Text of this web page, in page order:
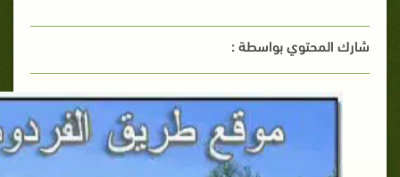
شارك المحتوي بواسطة :